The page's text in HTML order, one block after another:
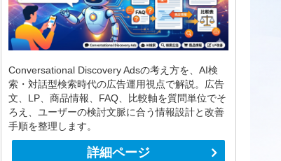
Conversational Discovery Adsの考え方を、AI検
索・対話型検索時代の広告運用視点で解説。広告
文、LP、商品情報、FAQ、比較軸を質問単位でそ
ろえ、ユーザーの検討文脈に合う情報設計と改善
手順を整理します。
詳細ページ